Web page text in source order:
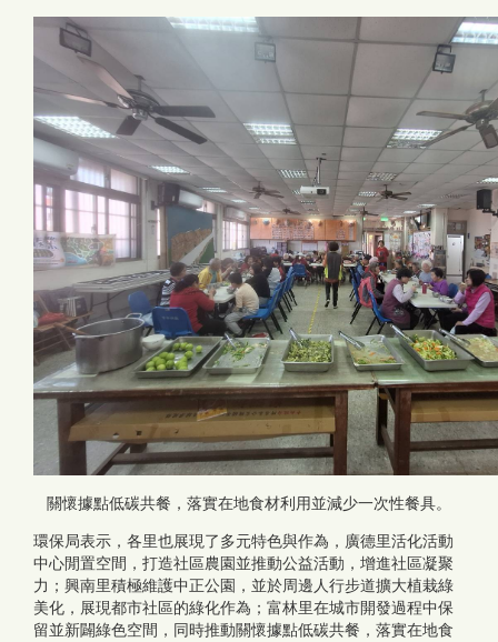
關懷據點低碳共餐，落實在地食材利用並減少一次性餐具。
環保局表示，各里也展現了多元特色與作為，廣德里活化活動
中心閒置空間，打造社區農園並推動公益活動，增進社區凝聚
力；興南里積極維護中正公園，並於周邊人行步道擴大植栽綠
美化，展現都市社區的綠化作為；富林里在城市開發過程中保
留並新闢綠色空間，同時推動關懷據點低碳共餐，落實在地食